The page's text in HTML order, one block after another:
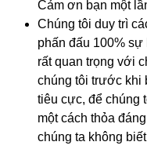
Cảm ơn bạn một
Chúng tôi duy trì
phấn đấu 100%
rất quan trọng với
chúng tôi trước khi
tiêu cực, để chúng
một cách thỏa
chúng ta không